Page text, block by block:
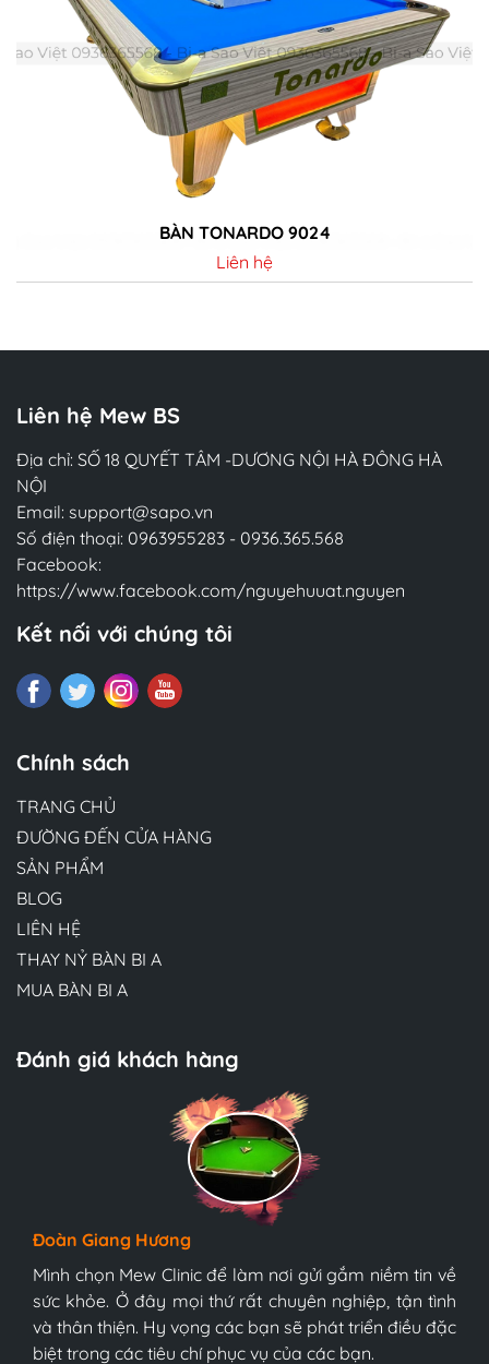
BÀN TONARDO 9024
Liên hệ
Liên hệ Mew BS
Địa chỉ: SỐ 18 QUYẾT TÂM -DƯƠNG NỘI HÀ ĐÔNG HÀ
NỘI
Email: support@sapo.vn
Số điện thoại: 0963955283 - 0936.365.568
Facebook:
https://www.facebook.com/nguyehuuat.nguyen
Kết nối với chúng tôi
Chính sách
TRANG CHỦ
ĐƯỜNG ĐẾN CỬA HÀNG
SẢN PHẨM
BLOG
LIÊN HỆ
THAY NỶ BÀN BI A
MUA BÀN BI A
Đánh giá khách hàng
Đội ngũ bác sĩ tại Mew Clinic rất chuyên nghiệp và
tận tình. Chúc Mew Clinic phát triển mạnh mẽ hơn
nữa và sớm trở thành trung tâm y tế tốt nhất Việt
Nam, tôi tin chắc điều đó.
Đoàn Giang Hương
Mình chọn Mew Clinic để làm nơi gửi gắm niềm tin về
sức khỏe. Ở đây mọi thứ rất chuyên nghiệp, tận tình
và thân thiện. Hy vọng các bạn sẽ phát triển điều đặc
biệt trong các tiêu chí phục vụ của các bạn.
Ngọc Anh
Mình chọn Mew Clinic để làm nơi gửi gắm niềm tin về
sức khỏe. Ở đây mọi thứ rất chuyên nghiệp, tận tình
và thân thiện. Hy vọng các bạn sẽ phát triển điều đặc
biệt trong các tiêu chí phục vụ của các bạn.
bàn bi-a tonardo s5 9017
bàn bi-a tonardo s5 9017năm 2021